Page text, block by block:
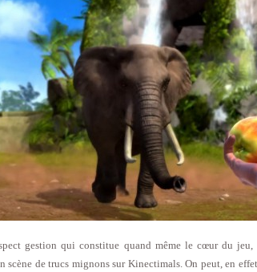
gestion qui constitue quand même le cœur du
scène de trucs mignons sur Kinectimals. On peut, en